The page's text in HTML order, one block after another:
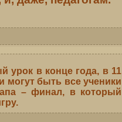
урок в конце года, в 11
могут быть все ученики
– финал, в который